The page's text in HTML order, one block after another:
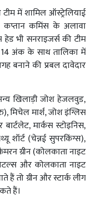
में शामिल ऑस्ट्रेलियाई
कमिंस के अलावा
भी सनराइजर्स की टीम
14 अंक के साथ तालिका में
बनाने की प्रबल दावेदार
खिलाड़ी जोश हेजलवुड,
मिचेल मार्श, जोश इंग्लिस
मार्कस स्टोइनिस,
शॉर्ट (चेन्नई सुपरकिंग्स),
ग्रीन (कोलकाता नाइट
और कोलकाता नाइट
तो ग्रीन और स्टार्क लीग
हैं।